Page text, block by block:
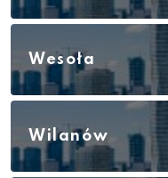
Wesoła
Wilanów